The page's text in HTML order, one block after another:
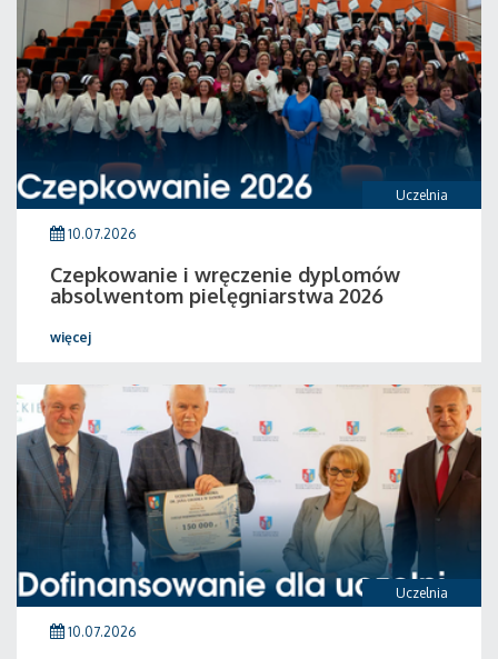
Uczelnia
10.07.2026
Czepkowanie i wręczenie dyplomów
absolwentom pielęgniarstwa 2026
więcej
Uczelnia
10.07.2026